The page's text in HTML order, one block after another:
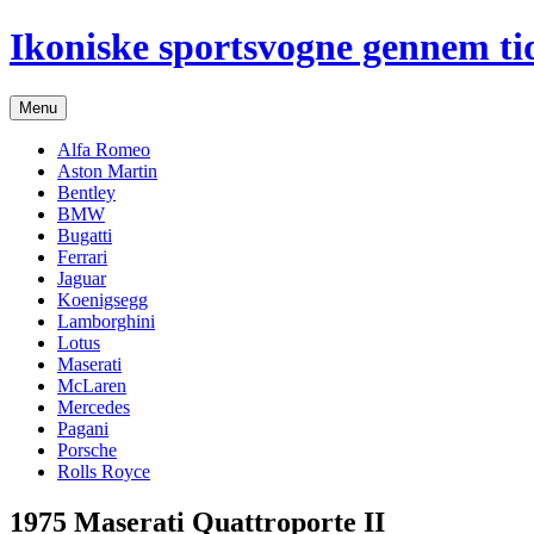
Hop
til
Ikoniske sportsvogne gennem
Menu
Alfa Romeo
Aston Martin
Bentley
BMW
Bugatti
Ferrari
Jaguar
Koenigsegg
Lamborghini
Lotus
Maserati
McLaren
Mercedes
Pagani
Porsche
Rolls Royce
1975 Maserati Quattroporte II